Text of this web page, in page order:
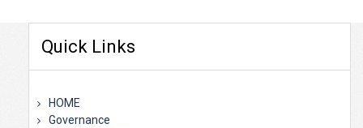
Quick Links
HOME
Governance